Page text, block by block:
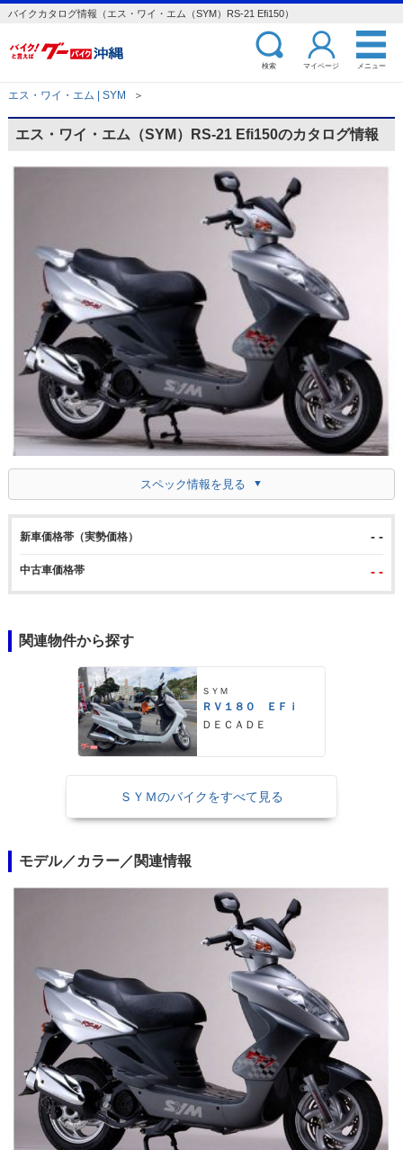
バイクカタログ情報（エス・ワイ・エム（SYM）RS-21 Efi150）
検索 マイページ メニュー
エス・ワイ・エム | SYM ＞
エス・ワイ・エム（SYM）RS-21 Efi150のカタログ情報
スペック情報を見る
新車価格帯（実勢価格） - -
中古車価格帯 - -
関連物件から探す
ＳＹＭ
ＲＶ１８０ ＥＦｉ
ＤＥＣＡＤＥ
ＳＹＭのバイクをすべて見る
モデル／カラー／関連情報